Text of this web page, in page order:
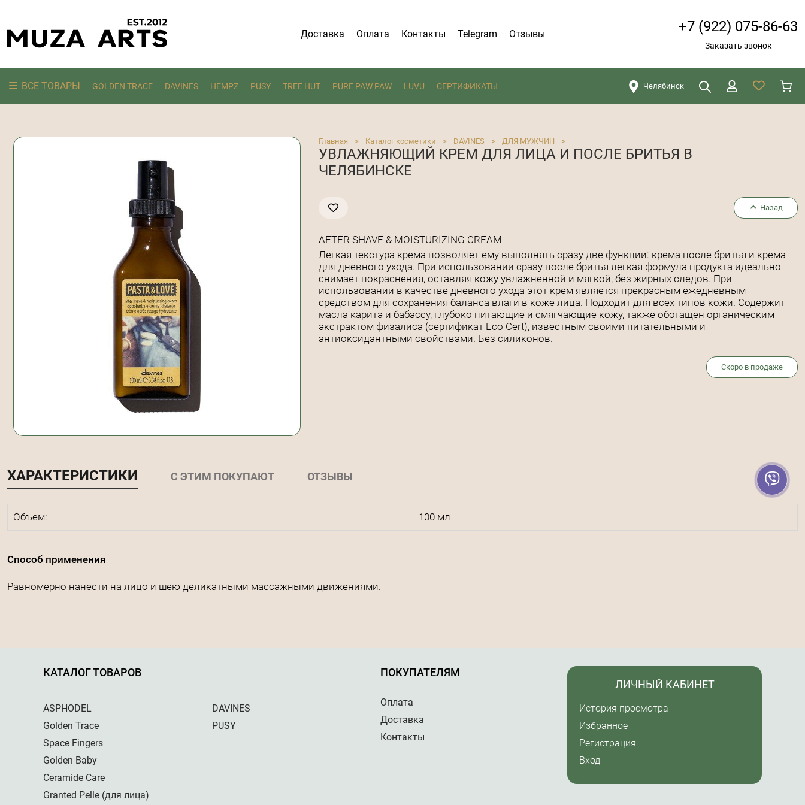
Доставка Оплата Контакты Telegram Отзывы +7 (922) 075-86-63
Заказать звонок
ВСЕ ТОВАРЫ GOLDEN TRACE DAVINES HEMPZ PUSY TREE HUT PURE PAW PAW LUVU СЕРТИФИКАТЫ Челябинск
Главная
> Каталог косметики > DAVINES > ДЛЯ МУЖЧИН >
УВЛАЖНЯЮЩИЙ КРЕМ ДЛЯ ЛИЦА И ПОСЛЕ БРИТЬЯ В
ЧЕЛЯБИНСКЕ
Назад
AFTER SHAVE & MOISTURIZING CREAM
Легкая текстура крема позволяет ему выполнять сразу две функции: крема после бритья и крема
для дневного ухода. При использовании сразу после бритья легкая формула продукта идеально
снимает покраснения, оставляя кожу увлажненной и мягкой, без жирных следов. При
использовании в качестве дневного ухода этот крем является прекрасным ежедневным
средством для сохранения баланса влаги в коже лица. Подходит для всех типов кожи. Содержит
масла каритэ и бабассу, глубоко питающие и смягчающие кожу, также обогащен органическим
экстрактом физалиса (сертификат Eco Cert), известным своими питательными и
антиоксидантными свойствами. Без силиконов.
Скоро в продаже
ХАРАКТЕРИСТИКИ С ЭТИМ ПОКУПАЮТ ОТЗЫВЫ
Объем: 100 мл
Способ применения
Равномерно нанести на лицо и шею деликатными массажными движениями.
КАТАЛОГ ТОВАРОВ
ASPHODEL
Golden Trace
Space Fingers
Golden Baby
Ceramide Care
Granted Pelle (для лица)
DAVINES
PUSY
ПОКУПАТЕЛЯМ
Оплата
Доставка
Контакты
ЛИЧНЫЙ КАБИНЕТ
История просмотра
Избранное
Регистрация
Вход